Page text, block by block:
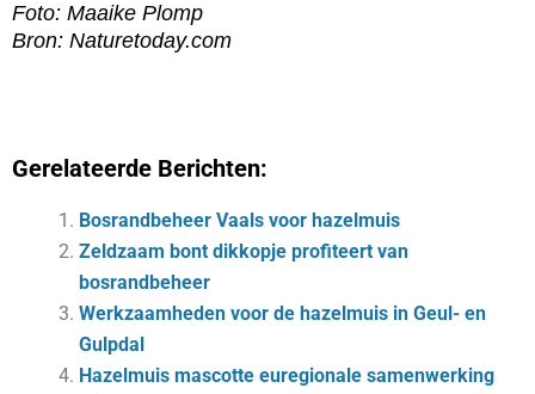
Foto: Maaike Plomp
Bron: Naturetoday.com
Gerelateerde Berichten:
Bosrandbeheer Vaals voor hazelmuis
Zeldzaam bont dikkopje profiteert van
bosrandbeheer
Werkzaamheden voor de hazelmuis in Geul- en
Gulpdal
Hazelmuis mascotte euregionale samenwerking